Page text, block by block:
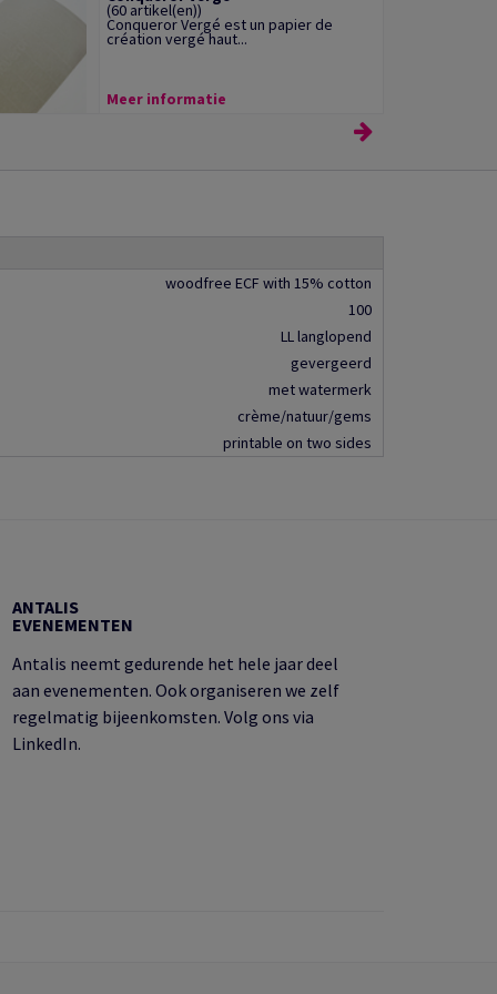
(60 artikel(en))
Conqueror Vergé est un papier de
création vergé haut...
Meer informatie
woodfree ECF with 15% cotton
100
LL langlopend
gevergeerd
met watermerk
crème/natuur/gems
printable on two sides
ANTALIS
EVENEMENTEN
Antalis neemt gedurende het hele jaar deel
aan evenementen. Ook organiseren we zelf
regelmatig bijeenkomsten. Volg ons via
LinkedIn.